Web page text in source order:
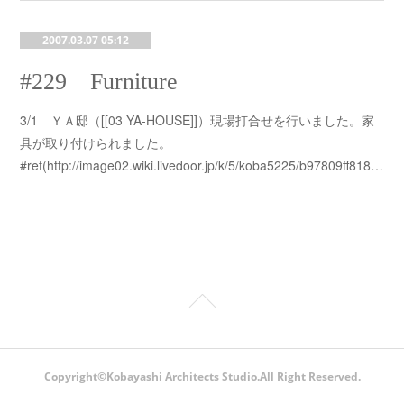
2007.03.07 05:12
#229 Furniture
3/1 ＹＡ邸（[[03 YA-HOUSE]]）現場打合せを行いました。家
具が取り付けられました。
#ref(http://image02.wiki.livedoor.jp/k/5/koba5225/b97809ff818…
Copyright©Kobayashi Architects Studio.All Right Reserved.